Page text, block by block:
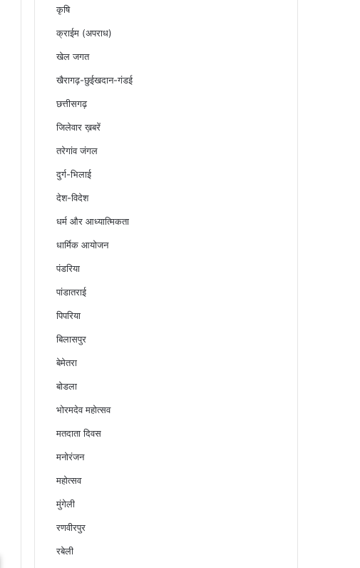
कृषि
क्राईम (अपराध)
खेल जगत
खैरागढ़-छुईखदान-गंडई
छत्तीसगढ़
जिलेवार ख़बरें
तरेगांव जंगल
दुर्ग-भिलाई
देश-विदेश
धर्म और आध्यात्मिकता
धार्मिक आयोजन
पंडरिया
पांडातराई
पिपरिया
बिलासपुर
बेमेतरा
बोडला
भोरमदेव महोत्सव
मतदाता दिवस
मनोरंजन
महोत्सव
मुंगेली
रणवीरपुर
रबेली